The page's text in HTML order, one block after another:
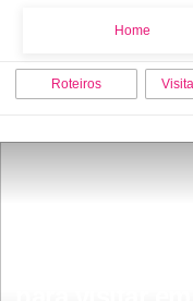
Home
Roteiros